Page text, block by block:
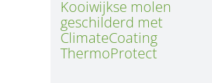
Kooiwijkse molen
geschilderd met
ClimateCoating
ThermoProtect